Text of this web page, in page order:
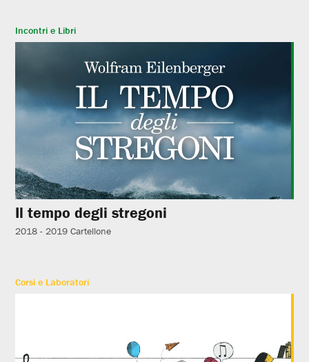
Incontri e Libri
Il tempo degli stregoni
2018 - 2019 Cartellone
Corsi e Laboratori